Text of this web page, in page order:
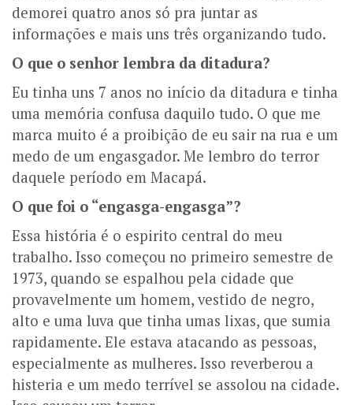
demorei quatro anos só pra juntar as
informações e mais uns três organizando tudo.
O que o senhor lembra da ditadura?
Eu tinha uns 7 anos no início da ditadura e tinha
uma memória confusa daquilo tudo. O que me
marca muito é a proibição de eu sair na rua e um
medo de um engasgador. Me lembro do terror
daquele período em Macapá.
O que foi o “engasga-engasga”?
Essa história é o espirito central do meu
trabalho. Isso começou no primeiro semestre de
1973, quando se espalhou pela cidade que
provavelmente um homem, vestido de negro,
alto e uma luva que tinha umas lixas, que sumia
rapidamente. Ele estava atacando as pessoas,
especialmente as mulheres. Isso reverberou a
histeria e um medo terrível se assolou na cidade.